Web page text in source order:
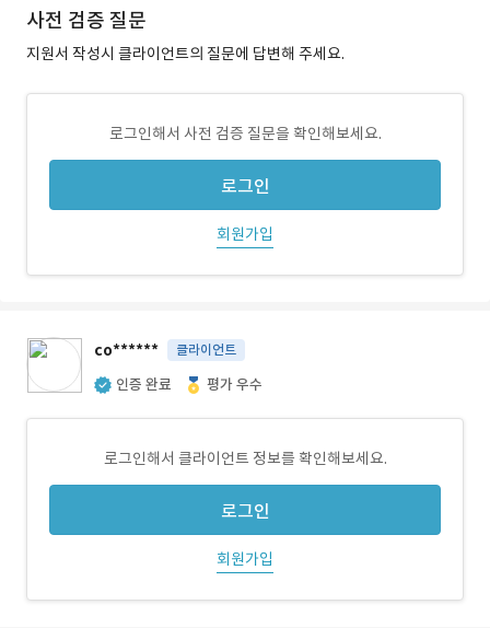
사전 검증 질문
지원서 작성시 클라이언트의 질문에 답변해 주세요.
로그인해서 사전 검증 질문을 확인해보세요.
로그인
회원가입
co****** 클라이언트
인증 완료 평가 우수
로그인해서 클라이언트 정보를 확인해보세요.
로그인
회원가입